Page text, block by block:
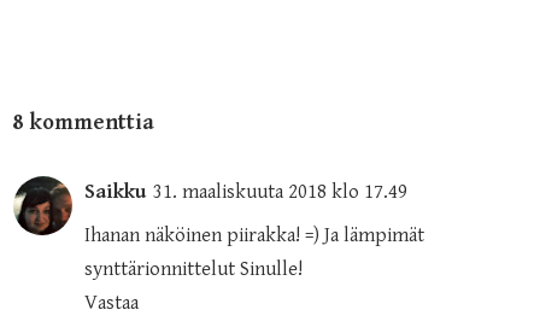
8 kommenttia
Saikku 31. maaliskuuta 2018 klo 17.49
Ihanan näköinen piirakka! =) Ja lämpimät
synttärionnittelut Sinulle!
Vastaa